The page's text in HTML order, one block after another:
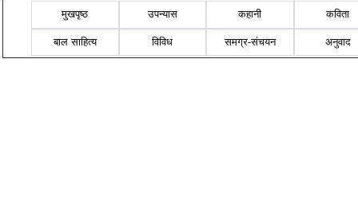
मुखपृष्ठ उपन्यास कहानी कविता
बाल साहित्य विविध समग्र-संचयन अनुवाद